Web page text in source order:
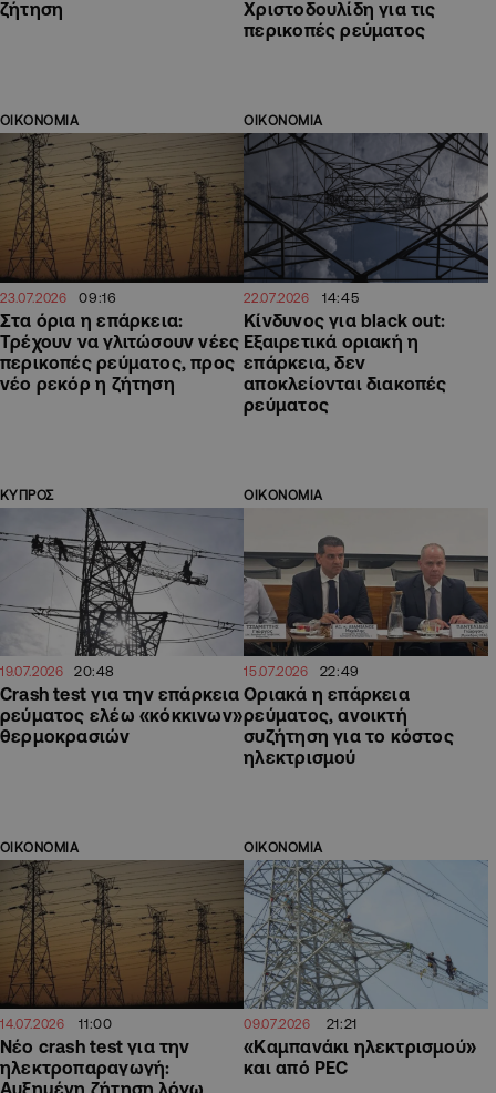
ζήτηση
Χριστοδουλίδη για τις
περικοπές ρεύματος
ΟΙΚΟΝΟΜΙΑ
23.07.2026 09:16
Στα όρια η επάρκεια:
Τρέχουν να γλιτώσουν νέες
περικοπές ρεύματος, προς
νέο ρεκόρ η ζήτηση
ΟΙΚΟΝΟΜΙΑ
22.07.2026 14:45
Κίνδυνος για black out:
Εξαιρετικά οριακή η
επάρκεια, δεν
αποκλείονται διακοπές
ρεύματος
ΚΥΠΡΟΣ
19.07.2026 20:48
Crash test για την επάρκεια
ρεύματος ελέω «κόκκινων»
θερμοκρασιών
ΟΙΚΟΝΟΜΙΑ
15.07.2026 22:49
Οριακά η επάρκεια
ρεύματος, ανοικτή
συζήτηση για το κόστος
ηλεκτρισμού
ΟΙΚΟΝΟΜΙΑ
14.07.2026 11:00
Νέο crash test για την
ηλεκτροπαραγωγή:
Αυξημένη ζήτηση λόγω
ΟΙΚΟΝΟΜΙΑ
09.07.2026 21:21
«Καμπανάκι ηλεκτρισμού»
και από PEC